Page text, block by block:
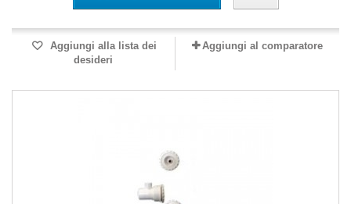
Aggiungi alla lista dei
desideri
Aggiungi al comparatore